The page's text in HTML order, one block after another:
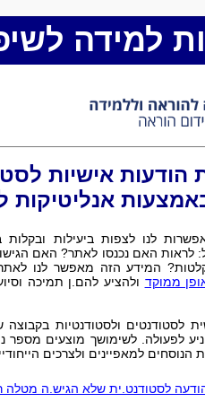
למידה
הודעות אישיות
אנליטיקות
לנו לצפות ביעילות
לראות האם נכנסו לאתר? האם
המידע הזה מאפשר לנו
ממוקד ולהציע להם.ן תמיכה
לסטודנטים ולסטודנטיות
לפעולה. לשימושך מוצעים מספר
למאפיינים ולצרכים
לסטודנט.ית שלא הגיש.ה מטלה